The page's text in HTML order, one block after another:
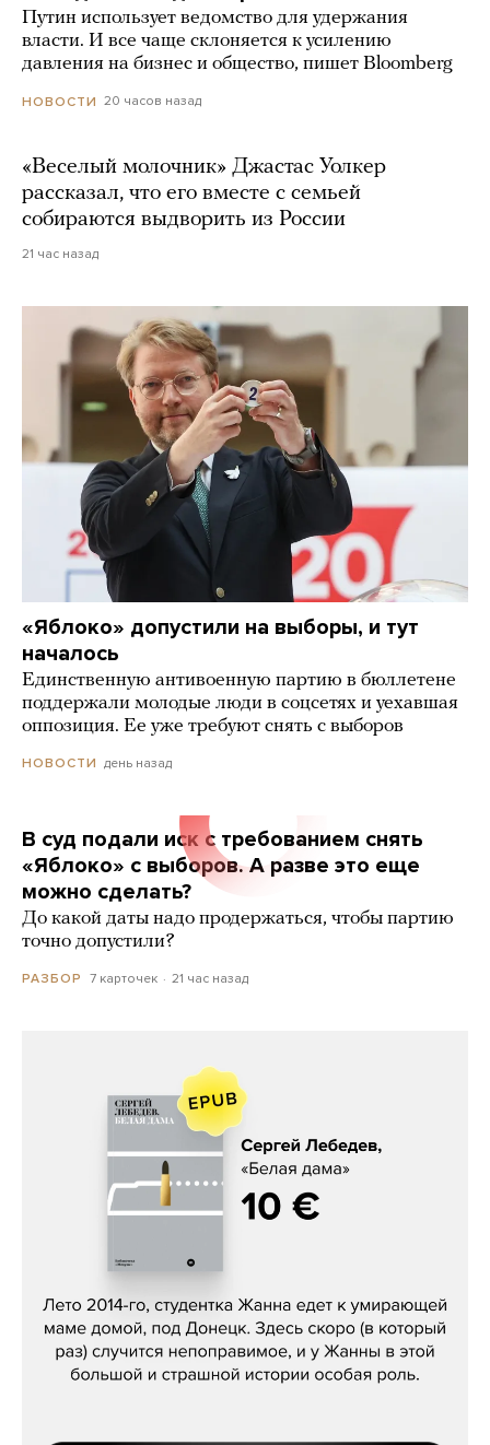
Путин использует ведомство для удержания
власти. И все чаще склоняется к усилению
давления на бизнес и общество, пишет Bloomberg
НОВОСТИ 20 часов назад
«Веселый молочник» Джастас Уолкер
рассказал, что его вместе с семьей
собираются выдворить из России
21 час назад
«Яблоко» допустили на выборы, и тут
началось
Единственную антивоенную партию в бюллетене
поддержали молодые люди в соцсетях и уехавшая
оппозиция. Ее уже требуют снять с выборов
НОВОСТИ день назад
В суд подали иск с требованием снять
«Яблоко» с выборов. А разве это еще
можно сделать?
До какой даты надо продержаться, чтобы партию
точно допустили?
РАЗБОР 7 карточек 21 час назад
Сергей Лебедев, «Белая дама»